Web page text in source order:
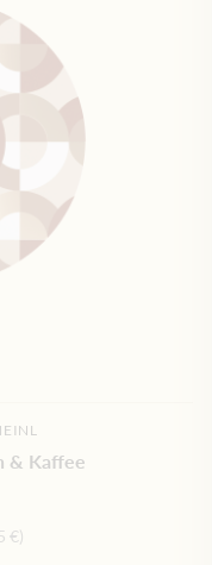
& Kaffee
€)